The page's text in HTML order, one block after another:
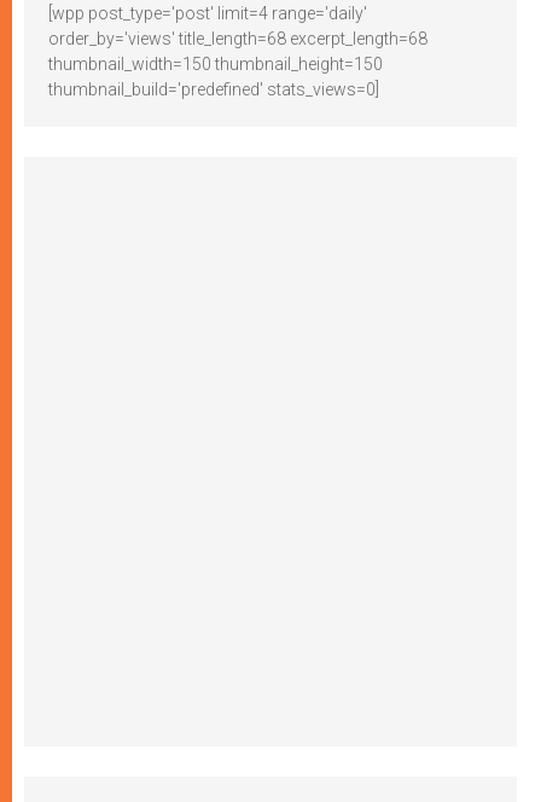
[wpp post_type='post' limit=4 range='daily'
order_by='views' title_length=68 excerpt_length=68
thumbnail_width=150 thumbnail_height=150
thumbnail_build='predefined' stats_views=0]